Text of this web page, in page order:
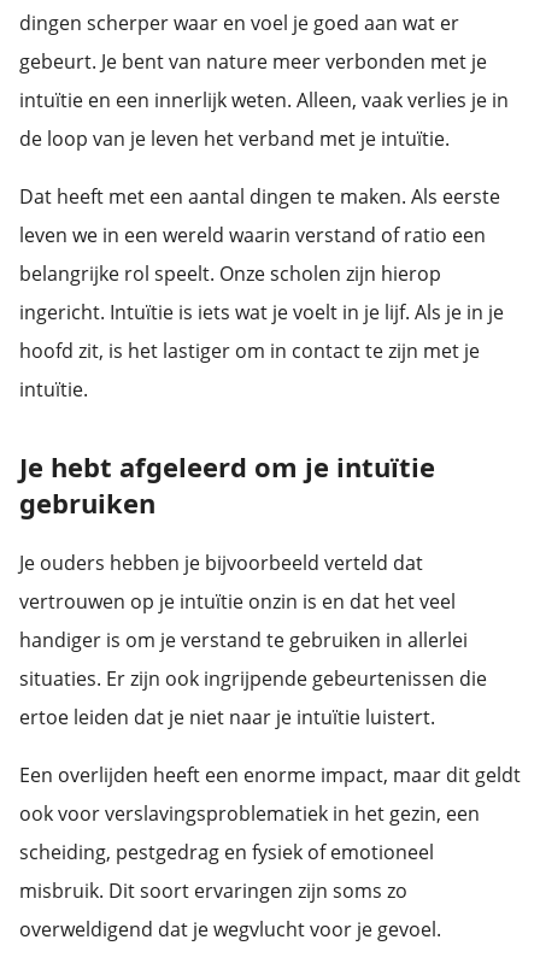
dingen scherper waar en voel je goed aan wat er
gebeurt. Je bent van nature meer verbonden met je
intuïtie en een innerlijk weten. Alleen, vaak verlies je in
de loop van je leven het verband met je intuïtie.
Dat heeft met een aantal dingen te maken. Als eerste
leven we in een wereld waarin verstand of ratio een
belangrijke rol speelt. Onze scholen zijn hierop
ingericht. Intuïtie is iets wat je voelt in je lijf. Als je in je
hoofd zit, is het lastiger om in contact te zijn met je
intuïtie.
Je hebt afgeleerd om je intuïtie
gebruiken
Je ouders hebben je bijvoorbeeld verteld dat
vertrouwen op je intuïtie onzin is en dat het veel
handiger is om je verstand te gebruiken in allerlei
situaties. Er zijn ook ingrijpende gebeurtenissen die
ertoe leiden dat je niet naar je intuïtie luistert.
Een overlijden heeft een enorme impact, maar dit geldt
ook voor verslavingsproblematiek in het gezin, een
scheiding, pestgedrag en fysiek of emotioneel
misbruik. Dit soort ervaringen zijn soms zo
overweldigend dat je wegvlucht voor je gevoel.